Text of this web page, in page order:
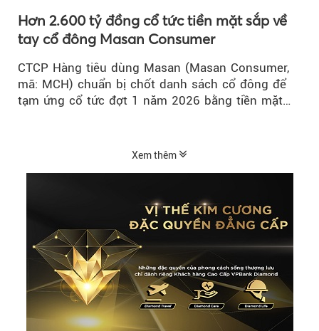
Hơn 2.600 tỷ đồng cổ tức tiền mặt sắp về
tay cổ đông Masan Consumer
CTCP Hàng tiêu dùng Masan (Masan Consumer,
mã: MCH) chuẩn bị chốt danh sách cổ đông để
tạm ứng cổ tức đợt 1 năm 2026 bằng tiền mặt
Xem thêm